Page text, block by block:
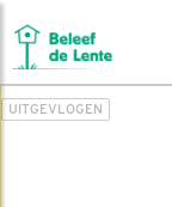
UITGEVLOGEN